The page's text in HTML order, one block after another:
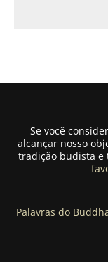
Se você
alcançar nosso
tradição budista e
Palavras do